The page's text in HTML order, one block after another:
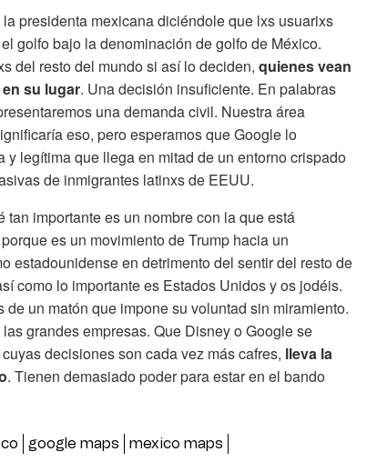
presidenta mexicana diciéndole que lxs usuarixs
golfo bajo la denominación de golfo de México.
del resto del mundo si así lo deciden, quienes vean
su lugar. Una decisión insuficiente. En palabras
una demanda civil. Nuestra área
eso, pero esperamos que Google lo
y legítima que llega en mitad de un entorno crispado
de inmigrantes latinxs de EEUU.
tan importante es un nombre con la que está
es un movimiento de Trump hacia un
estadounidense en detrimento del sentir del resto de
como lo importante es Estados Unidos y os jodéis.
de un matón que impone su voluntad sin miramiento.
grandes empresas. Que Disney o Google se
decisiones son cada vez más cafres, lleva la
. Tienen demasiado poder para estar en el bando
google maps
mexico maps